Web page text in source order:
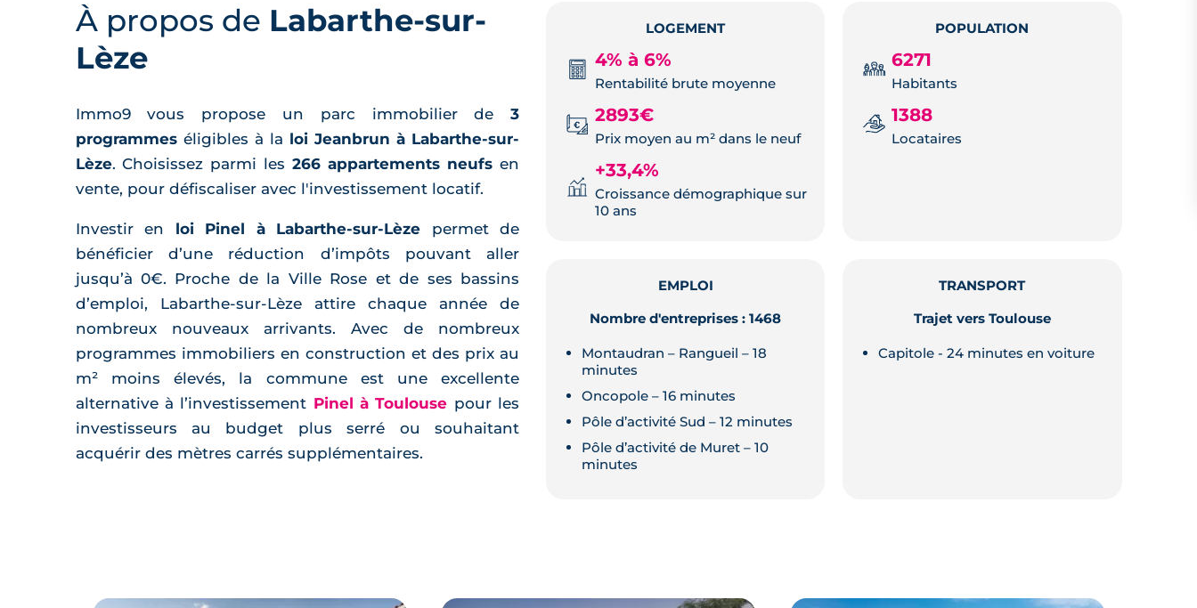
À propos de Labarthe-sur-
Lèze
Immo9 vous propose un parc immobilier de3
programmeséligibles à la loi Jeanbrun à Labarthe-sur-
Lèze. Choisissez parmi les266 appartements neufs en
vente, pour défiscaliser avec l'investissement locatif.
Investir en loi Pinel à Labarthe-sur-Lèze permet de
bénéficier d’une réduction d’impôts pouvant aller
jusqu’à 0€. Proche de la Ville Rose et de ses bassins
d’emploi, Labarthe-sur-Lèze attire chaque année de
nombreux nouveaux arrivants. Avec de nombreux
programmes immobiliers en construction et des prix au
m² moins élevés, la commune est une excellente
alternative à l’investissement Pinel à Toulouse pour les
investisseurs au budget plus serré ou souhaitant
acquérir des mètres carrés supplémentaires.
LOGEMENT
4% à 6%
Rentabilité brute moyenne
2893€
Prix moyen au m² dans le neuf
+33,4%
Croissance démographique sur
10 ans
POPULATION
6271
Habitants
1388
Locataires
EMPLOI
Nombre d'entreprises : 1468
Montaudran – Rangueil – 18
minutes
Oncopole – 16 minutes
Pôle d’activité Sud – 12 minutes
Pôle d’activité de Muret – 10
minutes
TRANSPORT
Trajet vers Toulouse
Capitole - 24 minutes en voiture